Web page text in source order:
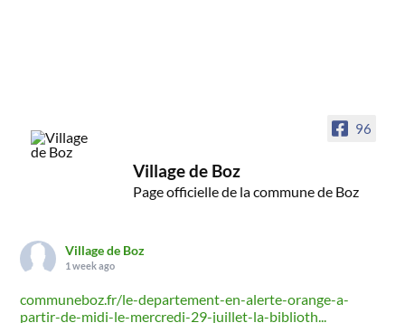
96
Village de Boz
Page officielle de la commune de Boz
Village de Boz
1 week ago
communeboz.fr/le-departement-en-alerte-orange-a-
partir-de-midi-le-mercredi-29-juillet-la-biblioth...